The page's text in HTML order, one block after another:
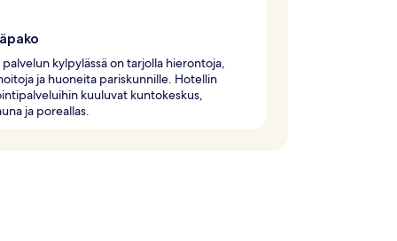
kylpylässä on tarjolla hierontoja,
ja huoneita pariskunnille. Hotellin
kuuluvat kuntokeskus,
ja poreallas.